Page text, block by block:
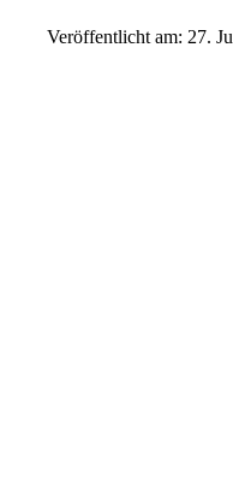
Veröffentlicht am: 27.